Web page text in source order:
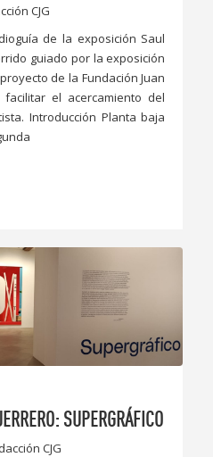
CJG
de la exposición Saul
guiado por la exposición
de la Fundación Juan
el acercamiento del
Introducción Planta baja
SUPERGRÁFICO
CJG